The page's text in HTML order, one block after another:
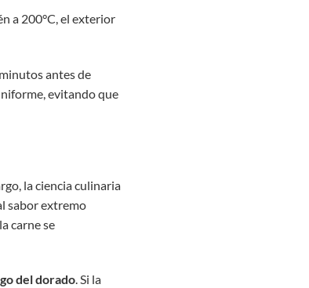
a 200°C, el exterior
antes de
evitando que
la ciencia culinaria
sabor extremo
carne se
del dorado. Si la